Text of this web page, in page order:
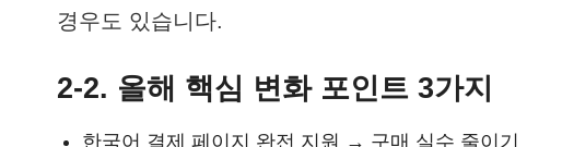
경우도 있습니다.
2-2. 올해 핵심 변화 포인트 3가지
한국어 결제 페이지 완전 지원 → 구매 실수 줄이기